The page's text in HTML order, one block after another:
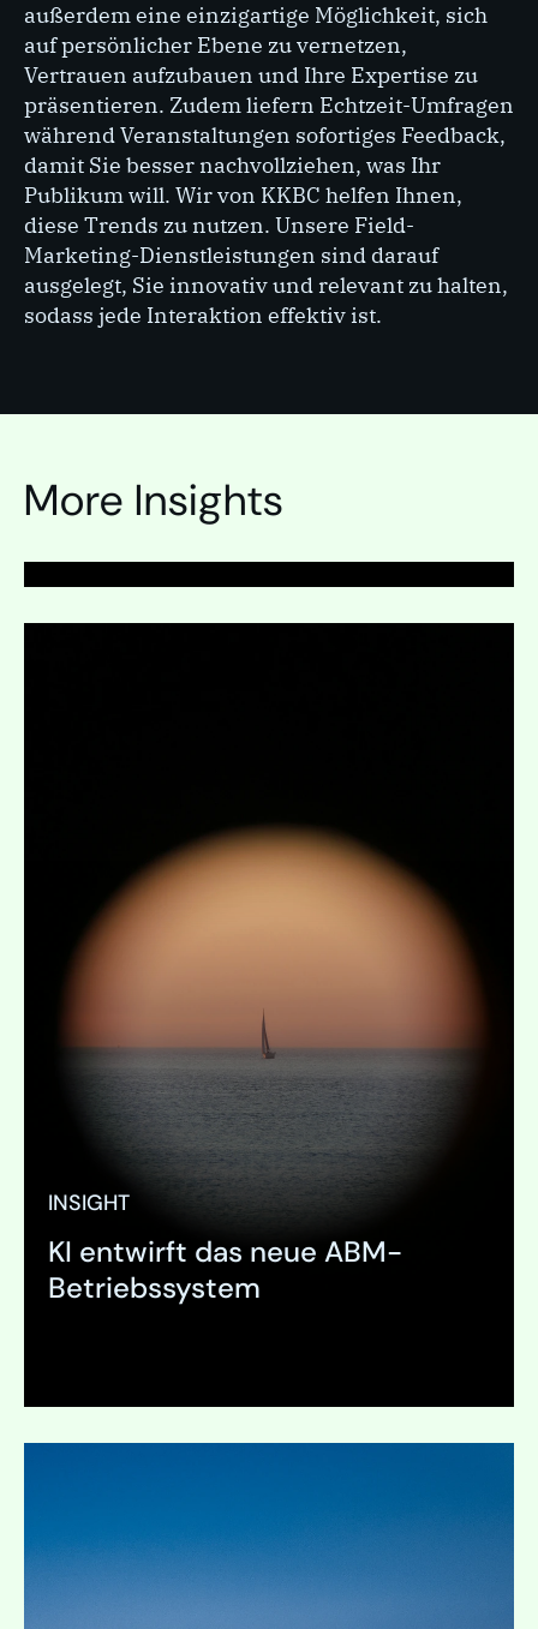
außerdem eine einzigartige Möglichkeit, sich
auf persönlicher Ebene zu vernetzen,
Vertrauen aufzubauen und Ihre Expertise zu
präsentieren. Zudem liefern Echtzeit-Umfragen
während Veranstaltungen sofortiges Feedback,
damit Sie besser nachvollziehen, was Ihr
Publikum will. Wir von KKBC helfen Ihnen,
diese Trends zu nutzen. Unsere Field-
Marketing-Dienstleistungen sind darauf
ausgelegt, Sie innovativ und relevant zu halten,
sodass jede Interaktion effektiv ist.
More Insights
INSIGHT
KI entwirft das neue ABM-
Betriebssystem